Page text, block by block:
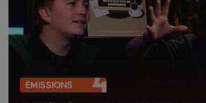
ÉMISSIONS